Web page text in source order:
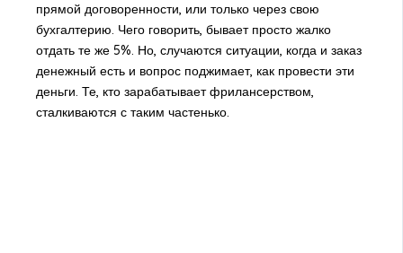
прямой договоренности, или только через свою
бухгалтерию. Чего говорить, бывает просто жалко
отдать те же 5%. Но, случаются ситуации, когда и заказ
денежный есть и вопрос поджимает, как провести эти
деньги. Те, кто зарабатывает фрилансерством,
сталкиваются с таким частенько.